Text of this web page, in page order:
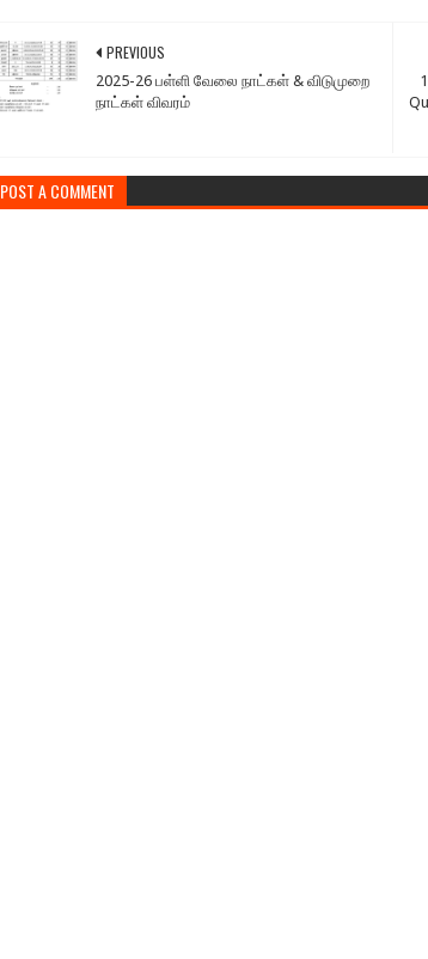
PREVIOUS
2025-26 பள்ளி வேலை நாட்கள் & விடுமுறை
நாட்கள் விவரம்
POST A COMMENT